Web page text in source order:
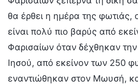
θα έρθει η ημέρα της φωτιάς,
είναι πολύ πιο βαρύς από
Φαρισαίων όταν δέχθηκαν
Ιησού, από εκείνον των 250
εναντιώθηκαν στον Μωυσή,